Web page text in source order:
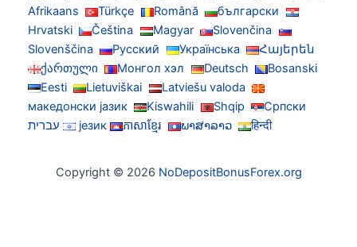
Afrikaans
Türkçe Română
български
Hrvatski
Čeština Magyar
Slovenčina
Slovenščina
Русский Українська
Հայերեն
ქართული
Монгол хэл Deutsch
Bosanski
Eesti
Lietuviškai
Latviešu valoda
македонски јазик
Kiswahili Shqip
Српски
језик
ភាសាខ្មែរ ພາສາລາວ हिन्दी עברית
Copyright © 2026NoDepositBonusForex.org